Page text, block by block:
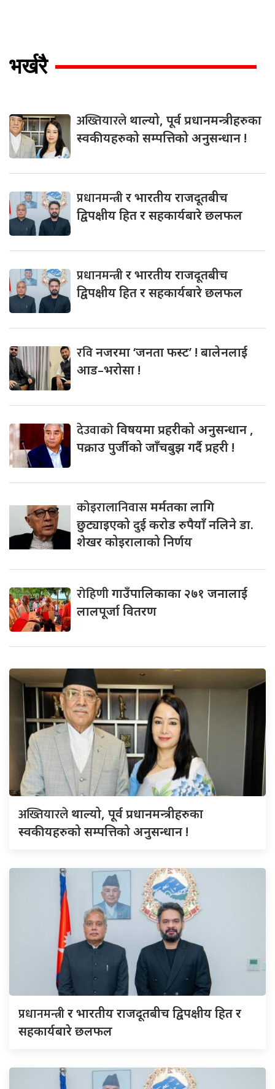
भर्खरै
अख्तियारले थाल्यो, पूर्व प्रधानमन्त्रीहरुका
स्वकीयहरुको सम्पत्तिको अनुसन्धान !
प्रधानमन्त्रीर भारतीय राजदूतबीच
द्विपक्षीय हित र सहकार्यबारे छलफल
प्रधानमन्त्रीर भारतीय राजदूतबीच
द्विपक्षीय हित र सहकार्यबारे छलफल
रविनजरमा ‘जनता फस्ट’ ! बालेनलाई
आड–भरोसा !
देउवाकोविषयमा प्रहरीको अनुसन्धान ,
पक्राउ पुर्जीको जाँचबुझ गर्दै प्रहरी !
कोइरालानिवासमर्मतका लागि
छुट्याइएको दुई करोड रुपैयाँ नलिने डा.
शेखर कोइरालाको निर्णय
रोहिणीगाउँपालिकाका २७१ जनालाई
लालपूर्जा वितरण
अख्तियारले थाल्यो, पूर्व प्रधानमन्त्रीहरुका
स्वकीयहरुको सम्पत्तिको अनुसन्धान !
प्रधानमन्त्रीर भारतीय राजदूतबीच द्विपक्षीय हित र
सहकार्यबारे छलफल